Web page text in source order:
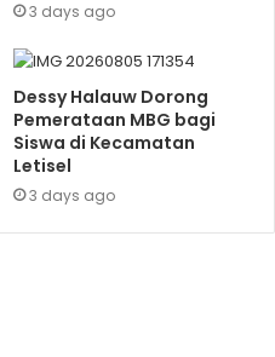
3 days ago
Dessy Halauw Dorong
Pemerataan MBG bagi
Siswa di Kecamatan
Letisel
3 days ago